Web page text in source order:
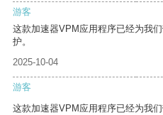
游客
这款加速器VPM应用程序已经为我
护。
2025-10-04
游客
这款加速器VPM应用程序已经为我